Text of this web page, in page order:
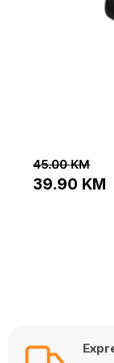
45.00KM
39.90 KM